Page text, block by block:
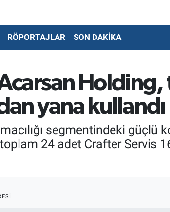
RÖPORTAJLAR SON DAKİKA
yana kullandı
segmentindeki güçlü
24 adet Crafter Servis